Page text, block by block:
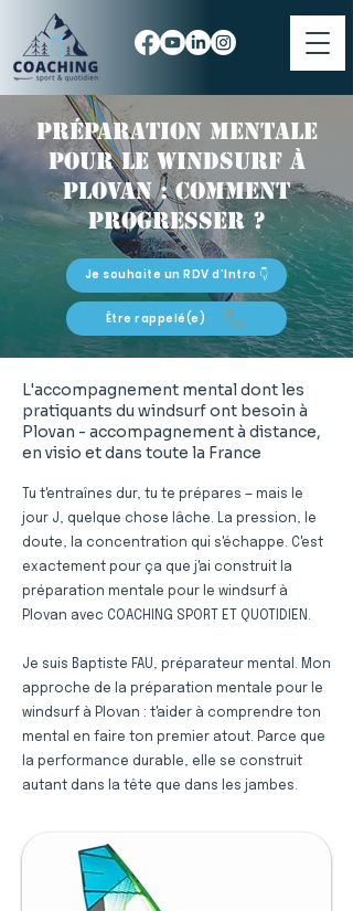
Préparation mentale
pour le windsurf à
Plovan : comment
progresser ?
Je souhaite un RDV d'Intro 👇
Être rappelé(e)
L'accompagnement mental dont les
pratiquants du windsurf ont besoin à
Plovan - accompagnement à distance,
en visio et dans toute la France
Tu t'entraînes dur, tu te prépares — mais le
jour J, quelque chose lâche. La pression, le
doute, la concentration qui s'échappe. C'est
exactement pour ça que j'ai construit la
préparation mentale pour le windsurf à
Plovan avec COACHING SPORT ET QUOTIDIEN.
Je suis Baptiste FAU, préparateur mental. Mon
approche de la préparation mentale pour le
windsurf à Plovan : t'aider à comprendre ton
mental en faire ton premier atout. Parce que
la performance durable, elle se construit
autant dans la tête que dans les jambes.